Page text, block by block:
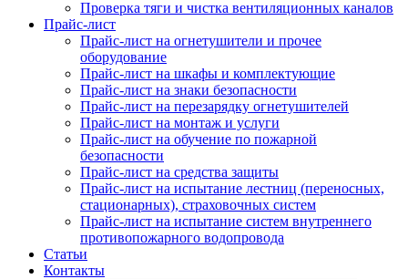
Проверка тяги и чистка вентиляционных каналов
Прайс-лист
Прайс-лист на огнетушители и прочее
оборудование
Прайс-лист на шкафы и комплектующие
Прайс-лист на знаки безопасности
Прайс-лист на перезарядку огнетушителей
Прайс-лист на монтаж и услуги
Прайс-лист на обучение по пожарной
безопасности
Прайс-лист на средства защиты
Прайс-лист на испытание лестниц (переносных,
стационарных), страховочных систем
Прайс-лист на испытание систем внутреннего
противопожарного водопровода
Статьи
Контакты